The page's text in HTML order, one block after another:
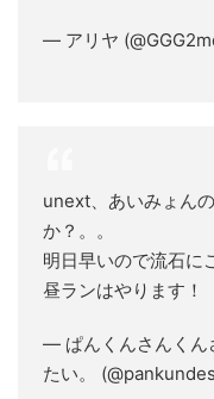
— アリヤ
unext、あいみょん
か？。。
明日早いので流石に
昼ランはやります！
— ぱんくんさんくん
たい。